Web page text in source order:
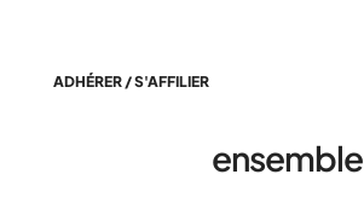
ADHÉRER / S'AFFILIER
ensemble